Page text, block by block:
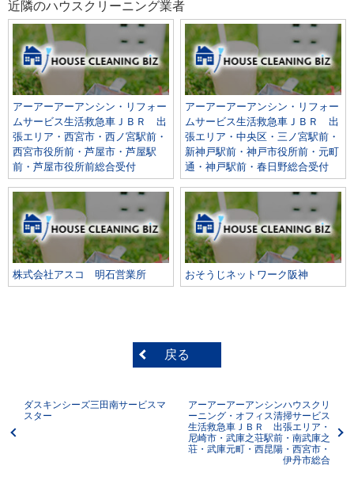
近隣のハウスクリーニング業者
アーアーアーアンシン・リフォー
ムサービス生活救急車ＪＢＲ 出
張エリア・西宮市・西ノ宮駅前・
西宮市役所前・芦屋市・芦屋駅
前・芦屋市役所前総合受付
アーアーアーアンシン・リフォー
ムサービス生活救急車ＪＢＲ 出
張エリア・中央区・三ノ宮駅前・
新神戸駅前・神戸市役所前・元町
通・神戸駅前・春日野総合受付
株式会社アスコ 明石営業所 おそうじネットワーク阪神
戻る
ダスキンシーズ三田南サービスマ
スター
アーアーアーアンシンハウスクリ
ーニング・オフィス清掃サービス
生活救急車ＪＢＲ 出張エリア・
尼崎市・武庫之荘駅前・南武庫之
荘・武庫元町・西昆陽・西宮市・
伊丹市総合